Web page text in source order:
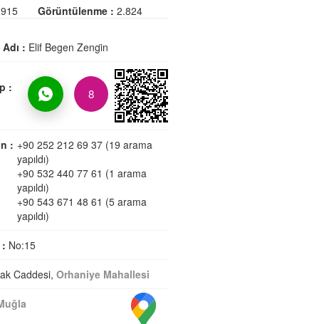
915 Görüntülenme : 2.824
: Elif Begen Zengi̇n
: 8
: +90 252 212 69 37 (19 arama
yapıldı)
+90 532 440 77 61 (1 arama
yapıldı)
+90 543 671 48 61 (5 arama
yapıldı)
No:15
Caddesi, Orhaniye Mahallesi